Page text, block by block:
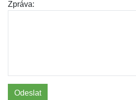
Zpráva:
Odeslat